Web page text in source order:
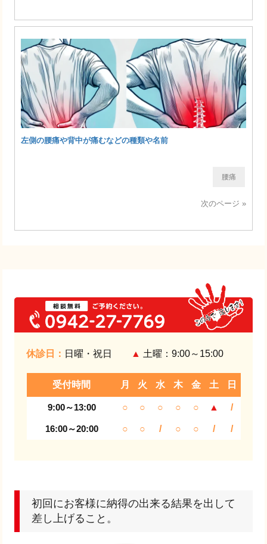
左側の腰痛や背中が痛むなどの種類や名前
腰痛
次のページ »
休診日： 日曜・祝日 ▲ 土曜：9:00～15:00
受付時間 月 火 水 木 金 土 日
9:00～13:00 ○ ○ ○ ○ ○ ▲ /
16:00～20:00 ○ ○ / ○ ○ / /
初回にお客様に納得の出来る結果を出して
差し上げること。